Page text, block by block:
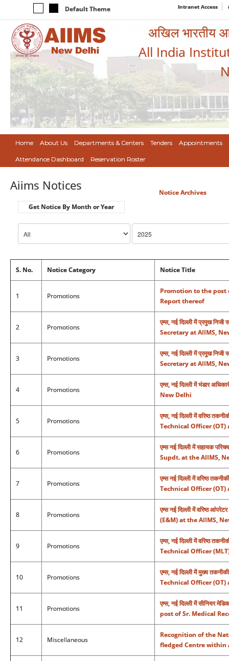
Default Theme Intranet Access
अखिल भारतीय
All India
Home About Us Departments & Centers Tenders Appointments
Attendance Dashboard Reservation Roster
Notice Archives
Aiims Notices
Get Notice By Month or Year
S. No. Notice Category Notice Title
1 Promotions
Promotion to the post
Report thereof
2 Promotions
एम्स, नई दिल्ली में प्रमुख
Secretary at AIIMS,
3 Promotions
एम्स, नई दिल्ली में प्रमुख
Secretary at AIIMS,
4 Promotions
एम्स, नई दिल्ली में भंडार
New Delhi
5 Promotions
एम्स, नई दिल्ली में वरिष्ठ
Technical Officer (OT)
6 Promotions
एम्स नई दिल्ली में सहायक
Supdt. at the AIIMS,
7 Promotions
एम्स नई दिल्ली में वरिष्ठ
Technical Officer (OT)
8 Promotions
एम्स नई दिल्ली में वरिष्ठ
(E&M) at the AIIMS,
9 Promotions
एम्स, नई दिल्ली में वरिष्ठ
Technical Officer
10 Promotions
एम्स, नई दिल्ली में मुख्य
Technical Officer (OT)
11 Promotions
एम्स, नई दिल्ली में सीनियर
post of Sr. Medical
12 Miscellaneous
Recognition of the
fledged Centre within